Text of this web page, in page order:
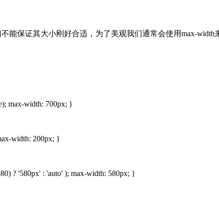
能保证其大小刚好合适，为了美观我们通常会使用max-width
max-width: 700px; }
width: 200px; }
? '580px' : 'auto' ); max-width: 580px; }